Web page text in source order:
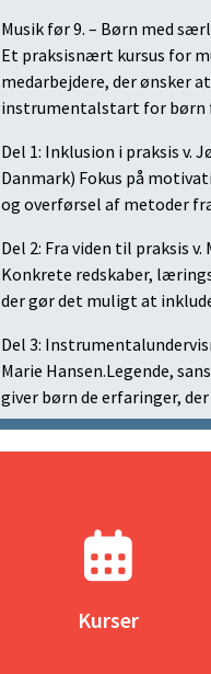
Musik før 9. – Børn med
Et praksisnært kursus for
medarbejdere, der ønsker
instrumentalstart for børn
Del 1: Inklusion i praksis v.
Danmark) Fokus på
og overførsel af metoder
Del 2: Fra viden til praksis
Konkrete redskaber,
der gør det muligt at
Del 3:
Marie Hansen.Legende,
giver børn de erfaringer,
Kurser
Kurser